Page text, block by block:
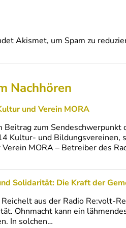
Akismet, um Spam zu
Nachhören
und Verein MORA
zum
Kultur- und Bildungsvereinen,
MORA – Betreiber des
Solidarität: Die Kraft der
aus der Radio Re:volt-
Ohnmacht kann ein
In solchen…